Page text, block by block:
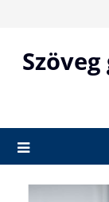
content